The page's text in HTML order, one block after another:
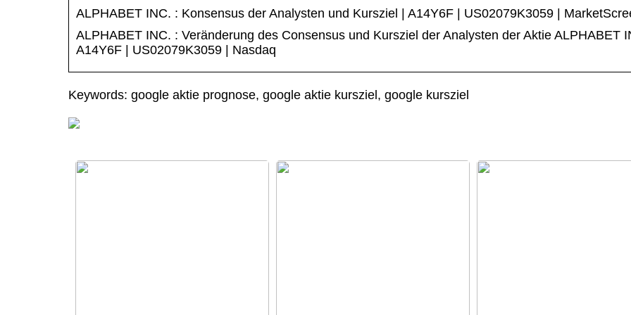
ALPHABET INC. : Konsensus der Analysten und Kursziel | A14Y6F | US02079K3059 |
ALPHABET INC. : Veränderung des Consensus und Kursziel der Analysten der Aktie ALPHABET
A14Y6F | US02079K3059 | Nasdaq
Keywords: google aktie prognose, google aktie kursziel, google kursziel